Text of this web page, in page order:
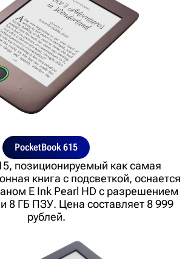
PocketBook 615
позиционируемый как самая
книга с подсветкой, оснается
E Ink Pearl HD с разрешением
8 ГБ ПЗУ. Цена составляет 8 999
рублей.